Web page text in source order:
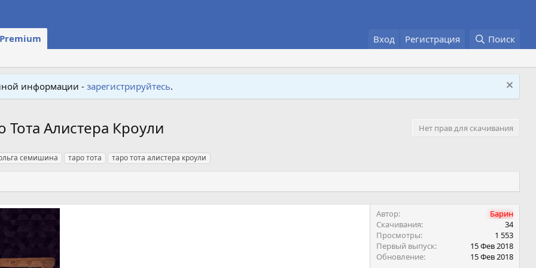
Premium Вход Регистрация Поиск
информации - зарегистрируйтесь.
Алистера Кроули Нет прав для скачивания
семишина таро тота таро тота алистера кроули
Автор
Барин
Скачивания
34
Просмотры
1 553
Первый выпуск
15 Фев 2018
Обновление
15 Фев 2018